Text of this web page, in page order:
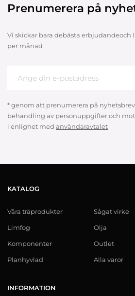
Prenumerera på
Vi skickar bara debästa erbjudandeoch
per månad
* genom att prenumerera på
behandling av personuppgifter och
i enlighet med användaravtalet
KATALOG
Våra träprodukter
Limfog
Komponenter
Planhyvlad
Sågat virke
Olja
Outlet
Alla varor
INFORMATION